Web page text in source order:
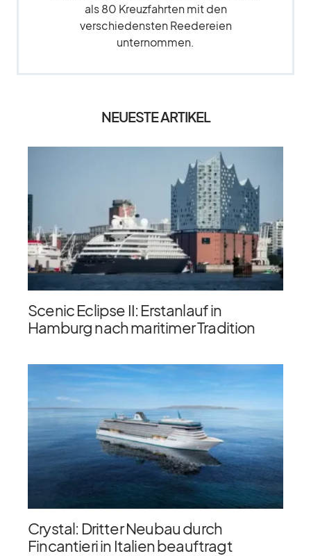
als 80 Kreuzfahrten mit den
verschiedensten Reedereien
unternommen.
NEUESTE ARTIKEL
Scenic Eclipse II: Erstanlauf in
Hamburg nach maritimer Tradition
Crystal: Dritter Neubau durch
Fincantieri in Italien beauftragt